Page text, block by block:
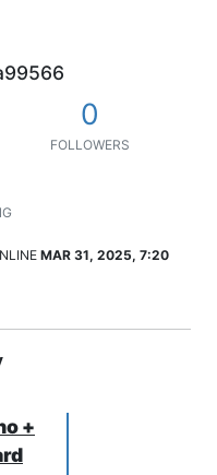
0
FOLLOWERS
MAR 31, 2025, 7:20
+